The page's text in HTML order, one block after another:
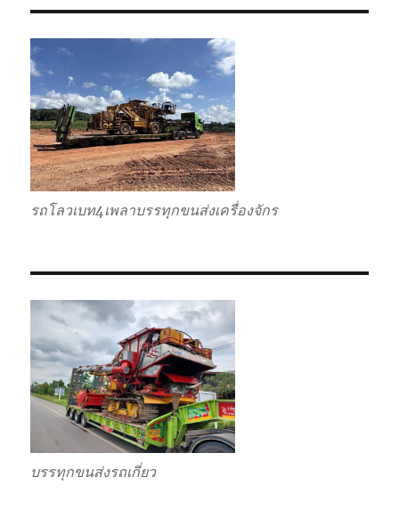
รถโลวเบท4เพลาบรรทุกขนส่งเครื่องจักร
บรรทุกขนส่งรถเกี่ยว